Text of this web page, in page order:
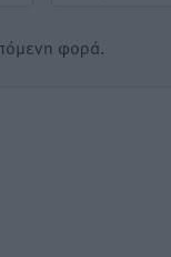
φορά.